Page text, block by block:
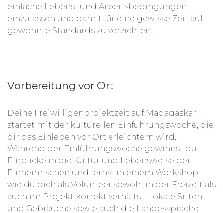
einfache Lebens- und Arbeitsbedingungen
einzulassen und damit für eine gewisse Zeit auf
gewohnte Standards zu verzichten.
Vorbereitung vor Ort
Deine Freiwilligenprojektzeit auf Madagaskar
startet mit der kulturellen Einführungswoche, die
dir das Einleben vor Ort erleichtern wird.
Während der Einführungswoche gewinnst du
Einblicke in die Kultur und Lebensweise der
Einheimischen und lernst in einem Workshop,
wie du dich als Volunteer sowohl in der Freizeit als
auch im Projekt korrekt verhältst. Lokale Sitten
und Gebräuche sowie auch die Landessprache